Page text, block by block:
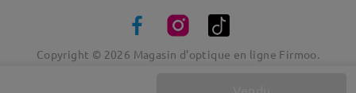
Copyright © 2026 Magasin d'optique en ligne Firmoo.